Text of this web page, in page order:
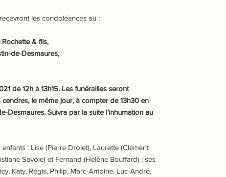
les condoléances au :
& fils,
de-Desmaures,
de 12h à 13h15. Les funérailles seront
le même jour, à compter de 13h30 en
Desmaures. Suivra par la suite l’inhumation au
: Lise (Pierre Drolet), Laurette (Clément
Savoie) et Fernand (Hélène Bouffard) ; ses
Katy, Régis, Philip, Marc-Antoine, Luc-André,